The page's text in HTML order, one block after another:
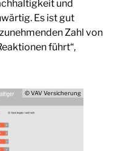
und
Es ist gut
Zahl von
führt“,
© VAV Versicherung